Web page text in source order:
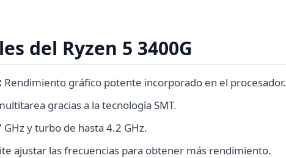
del Ryzen 5 3400G
Rendimiento gráfico potente incorporado en el procesador.
gracias a la tecnología SMT.
y turbo de hasta 4.2 GHz.
ajustar las frecuencias para obtener más rendimiento.